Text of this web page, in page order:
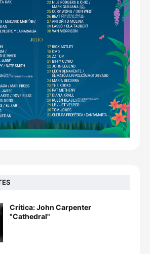
Crítica: John Carpenter
"Cathedral"